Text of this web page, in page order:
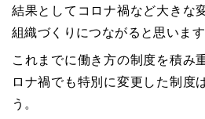
結果としてコロナ禍など大きな
組織づくりにつながると思います
これまでに働き方の制度を積み
ロナ禍でも特別に変更した制度
う。